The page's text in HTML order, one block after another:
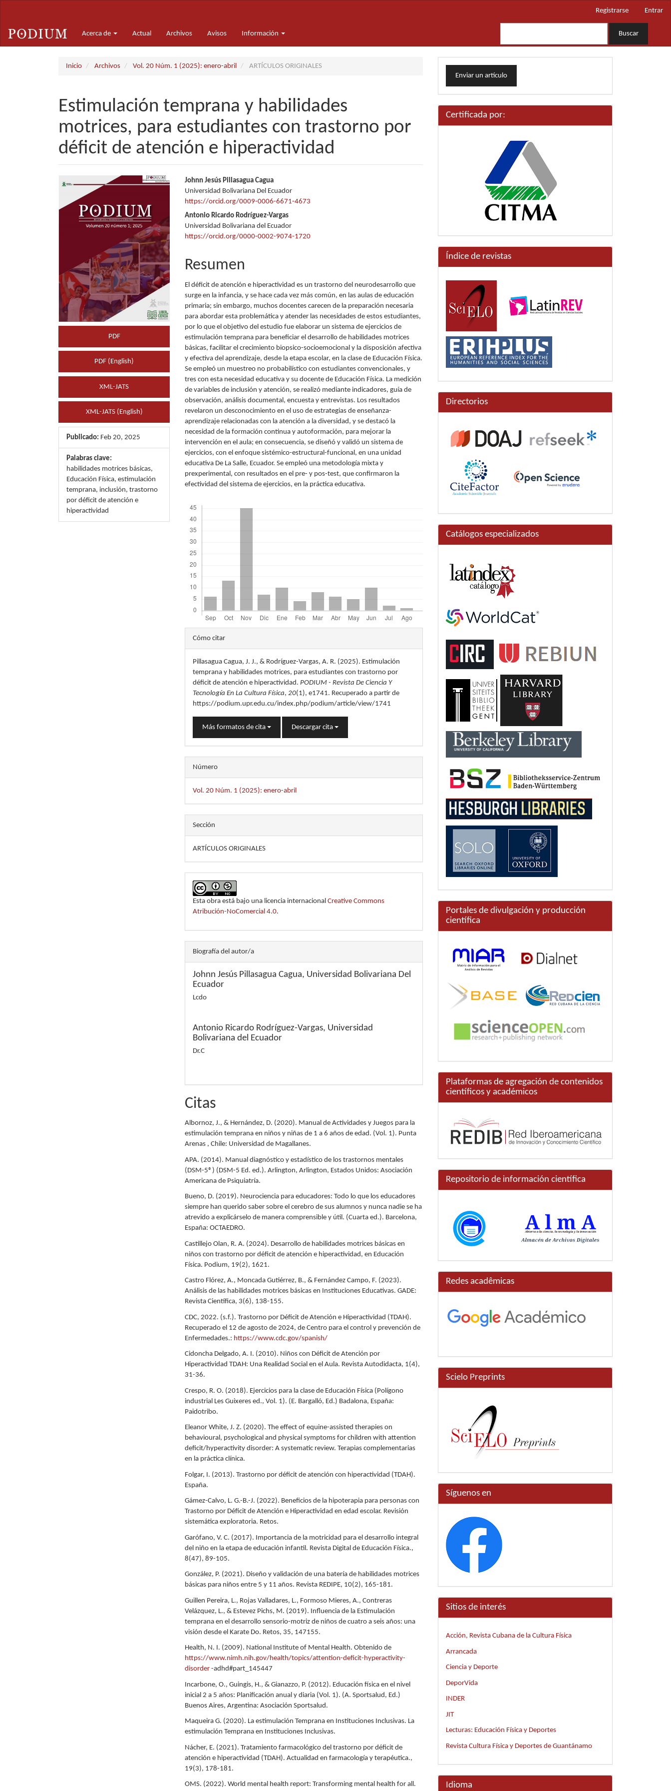
principal
Barra
Registrarse Entrar
Acerca de Actual Archivos Avisos Información Buscar
Inicio Archivos Vol. 20 Núm. 1 (2025): enero-abril ARTÍCULOS ORIGINALES
Estimulación temprana y habilidades
motrices, para estudiantes con trastorno por
déficit de atención e hiperactividad
Barra
lateral
PDF
PDF (English)
XML-JATS
XML-JATS (English)
Publicado: Feb 20, 2025
Palabras clave:
habilidades motrices básicas,
Educación Física, estimulación
temprana, inclusión, trastorno
por déficit de atención e
hiperactividad
Contenido
principal
del
artículo
Johnn Jesús Pillasagua Cagua
Universidad Bolivariana Del Ecuador
https://orcid.org/0009-0006-6671-4673
Antonio Ricardo Rodríguez-Vargas
Universidad Bolivariana del Ecuador
https://orcid.org/0000-0002-9074-1720
Resumen
El déficit de atención e hiperactividad es un trastorno del neurodesarrollo que
surge en la infancia, y se hace cada vez más común, en las aulas de educación
primaria; sin embargo, muchos docentes carecen de la preparación necesaria
para abordar esta problemática y atender las necesidades de estos estudiantes,
por lo que el objetivo del estudio fue elaborar un sistema de ejercicios de
estimulación temprana para beneficiar el desarrollo de habilidades motrices
básicas, facilitar el crecimiento biopsico-socioemocional y la disposición afectiva
y efectiva del aprendizaje, desde la etapa escolar, en la clase de Educación Física.
Se empleó un muestreo no probabilístico con estudiantes convencionales, y
tres con esta necesidad educativa y su docente de Educación Física. La medición
de variables de inclusión y atención, se realizó mediante indicadores, guía de
observación, análisis documental, encuesta y entrevistas. Los resultados
revelaron un desconocimiento en el uso de estrategias de enseñanza-
aprendizaje relacionadas con la atención a la diversidad, y se destacó la
necesidad de la formación continua y autoformación, para mejorar la
intervención en el aula; en consecuencia, se diseñó y validó un sistema de
ejercicios, con el enfoque sistémico-estructural-funcional, en una unidad
educativa De La Salle, Ecuador. Se empleó una metodología mixta y
prexperimental, con resultados en el pre- y pos-test, que confirmaron la
efectividad del sistema de ejercicios, en la práctica educativa.
Detalles
del
artículo
Cómo citar
Pillasagua Cagua, J. J., & Rodríguez-Vargas, A. R. (2025). Estimulación
temprana y habilidades motrices, para estudiantes con trastorno por
déficit de atención e hiperactividad.PODIUM - Revista De Ciencia Y
Tecnología En La Cultura Física,20(1), e1741. Recuperado a partir de
https://podium.upr.edu.cu/index.php/podium/article/view/1741
Más formatos de cita Descargar cita
Número
Vol. 20 Núm. 1 (2025): enero-abril
Sección
ARTÍCULOS ORIGINALES
Esta obra está bajo una licencia internacionalCreative Commons
Atribución-NoComercial 4.0.
Biografía del autor/a
Johnn Jesús Pillasagua Cagua, Universidad Bolivariana Del
Ecuador
Lcdo
Antonio Ricardo Rodríguez-Vargas, Universidad
Bolivariana del Ecuador
Dr.C
Citas
Albornoz, J., & Hernández, D. (2020). Manual de Actividades y Juegos para la
estimulación temprana en niños y niñas de 1 a 6 años de edad. (Vol. 1). Punta
Arenas , Chile: Universidad de Magallanes.
APA. (2014). Manual diagnóstico y estadístico de los trastornos mentales
(DSM-5®) (DSM-5 Ed. ed.). Arlington, Arlington, Estados Unidos: Asociación
Americana de Psiquiatría.
Bueno, D. (2019). Neurociencia para educadores: Todo lo que los educadores
siempre han querido saber sobre el cerebro de sus alumnos y nunca nadie se ha
atrevido a explicárselo de manera comprensible y útil. (Cuarta ed.). Barcelona,
España: OCTAEDRO.
Castillejo Olan, R. A. (2024). Desarrollo de habilidades motrices básicas en
niños con trastorno por déficit de atención e hiperactividad, en Educación
Física. Podium, 19(2), 1621.
Castro Flórez, A., Moncada Gutiérrez, B., & Fernández Campo, F. (2023).
Análisis de las habilidades motrices básicas en Instituciones Educativas. GADE:
Revista Científica, 3(6), 138-155.
CDC, 2022. (s.f.). Trastorno por Déficit de Atención e Hiperactividad (TDAH).
Recuperado el 12 de agosto de 2024, de Centro para el control y prevención de
Enfermedades.: https://www.cdc.gov/spanish/
Cidoncha Delgado, A. I. (2010). Niños con Déficit de Atención por
Hiperactividad TDAH: Una Realidad Social en el Aula. Revista Autodidacta, 1(4),
31-36.
Crespo, R. O. (2018). Ejercicios para la clase de Educación Física (Polígono
industrial Les Guixeres ed., Vol. 1). (E. Bargalló, Ed.) Badalona, España:
Paidotribo.
Eleanor White, J. Z. (2020). The effect of equine-assisted therapies on
behavioural, psychological and physical symptoms for children with attention
deficit/hyperactivity disorder: A systematic review. Terapias complementarias
en la práctica clínica.
Folgar, I. (2013). Trastorno por déficit de atención con hiperactividad (TDAH).
España.
Gámez-Calvo, L. G.-B.-J. (2022). Beneficios de la hipoterapia para personas con
Trastorno por Déficit de Atención e Hiperactividad en edad escolar. Revisión
sistemática exploratoria. Retos.
Garófano, V. C. (2017). Importancia de la motricidad para el desarrollo integral
del niño en la etapa de educación infantil. Revista Digital de Educación Física.,
8(47), 89-105.
González, P. (2021). Diseño y validación de una batería de habilidades motrices
básicas para niños entre 5 y 11 años. Revista REDIPE, 10(2), 165-181.
Guillen Pereira, L., Rojas Valladares, L., Formoso Mieres, A., Contreras
Velázquez, L., & Estevez Pichs, M. (2019). Influencia de la Estimulación
temprana en el desarrollo sensorio-motriz de niños de cuatro a seis años: una
visión desde el Karate Do. Retos, 35, 147155.
Health, N. I. (2009). National Institute of Mental Health. Obtenido de
https://www.nimh.nih.gov/health/topics/attention-deficit-hyperactivity-
disorder -adhd#part_145447
Incarbone, O., Guingis, H., & Gianazzo, P. (2012). Educación física en el nivel
inicial 2 a 5 años: Planificación anual y diaria (Vol. 1). (A. Sportsalud, Ed.)
Buenos Aires, Argentina: Asociación Sportsalud.
Maqueira G. (2020). La estimulación Temprana en Instituciones Inclusivas. La
estimulación Temprana en Instituciones Inclusivas.
Nácher, E. (2021). Tratamiento farmacológico del trastorno por déficit de
atención e hiperactividad (TDAH). Actualidad en farmacología y terapéutica.,
19(3), 178-181.
OMS. (2022). World mental health report: Transforming mental health for all.
Enviar
unEnviar un artículo
Certificada por:
Índice de revistas
Directorios
Catálogos especializados
Portales de divulgación y producción
científica
Plataformas de agregación de contenidos
científicos y académicos
Repositorio de información científica
Redes acadêmicas
Scielo Preprints
Síguenos en
Sitios de interés
Acción, Revista Cubana de la Cultura Física
Arrancada
Ciencia y Deporte
DeporVida
INDER
JIT
Lecturas: Educación Física y Deportes
Revista Cultura Física y Deportes de Guantánamo
Idioma